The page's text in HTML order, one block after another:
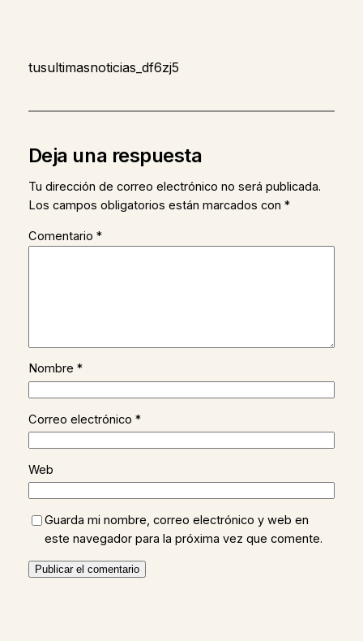
tusultimasnoticias_df6zj5
Deja una respuesta
Tu dirección de correo electrónico no será publicada.
Los campos obligatorios están marcados con *
Comentario *
Nombre *
Correo electrónico *
Web
Guarda mi nombre, correo electrónico y web en
este navegador para la próxima vez que comente.